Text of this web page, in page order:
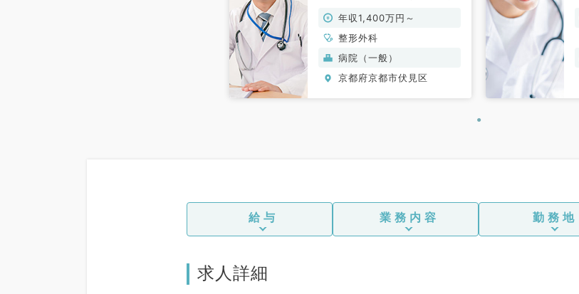
な病院です◎（整形外科／
常勤）
年収1,400万円～
整形外科
病院（一般）
京都府京都市伏見区
給与 業務内容 勤務地
求人詳細